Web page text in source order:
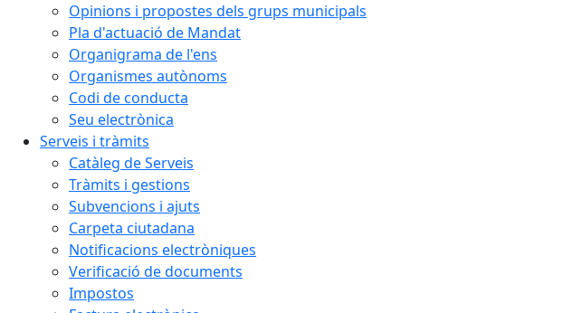
Opinions i propostes dels grups municipals
Pla d'actuació de Mandat
Organigrama de l'ens
Organismes autònoms
Codi de conducta
Seu electrònica
Serveis i tràmits
Catàleg de Serveis
Tràmits i gestions
Subvencions i ajuts
Carpeta ciutadana
Notificacions electròniques
Verificació de documents
Impostos